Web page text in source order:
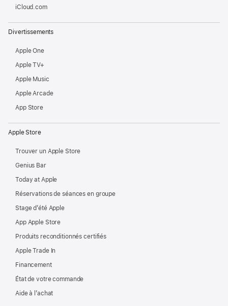
iCloud.com
Divertissements
Apple One
Apple TV+
Apple Music
Apple Arcade
App Store
Apple Store
Trouver un Apple Store
Genius Bar
Today at Apple
Réservations de séances en groupe
Stage d’été Apple
App Apple Store
Produits reconditionnés certifiés
Apple Trade In
Financement
État de votre commande
Aide à l’achat